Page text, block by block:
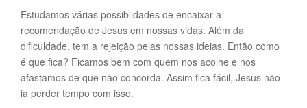
Estudamos várias possiblidades de encaixar a
recomendação de Jesus em nossas vidas. Além da
dificuldade, tem a rejeição pelas nossas ideias. Então como
é que fica? Ficamos bem com quem nos acolhe e nos
afastamos de que não concorda. Assim fica fácil, Jesus não
ia perder tempo com isso.